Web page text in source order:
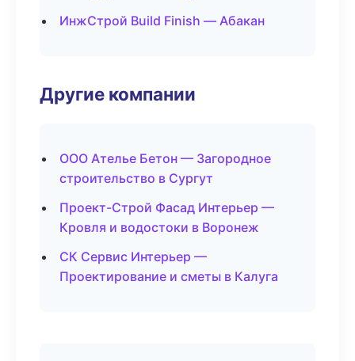
ИнжСтрой Build Finish — Абакан
Другие компании
ООО Ателье Бетон — Загородное
строительство в Сургут
Проект-Строй Фасад Интерьер —
Кровля и водостоки в Воронеж
СК Сервис Интерьер —
Проектирование и сметы в Калуга